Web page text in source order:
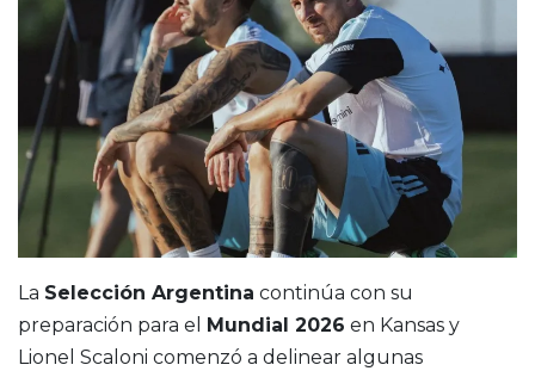
La Selección Argentina continúa con su
preparación para el
Mundial 2026 en Kansas y
Lionel Scaloni comenzó a delinear algunas